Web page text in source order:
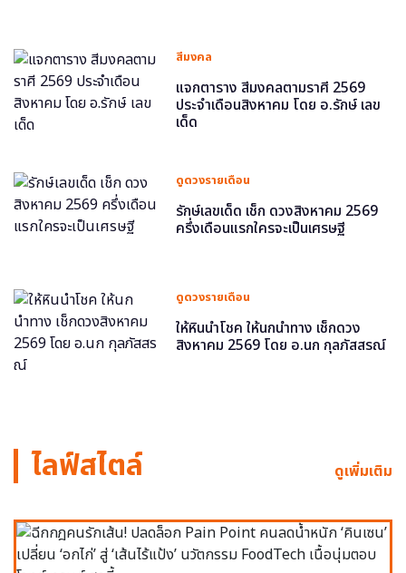
สีมงคล
แจกตาราง สีมงคลตามราศี 2569
ประจำเดือนสิงหาคม โดย อ.รักษ์ เลข
เด็ด
ดูดวงรายเดือน
รักษ์เลขเด็ด เช็ก ดวงสิงหาคม 2569
ครึ่งเดือนแรกใครจะเป็นเศรษฐี
ดูดวงรายเดือน
ให้หินนำโชค ให้นกนำทาง เช็กดวง
สิงหาคม 2569 โดย อ.นก กุลภัสสรณ์
ไลฟ์สไตล์ ดูเพิ่มเติม